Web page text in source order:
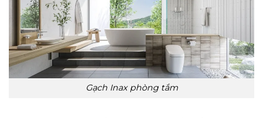
Gạch Inax phòng tắm